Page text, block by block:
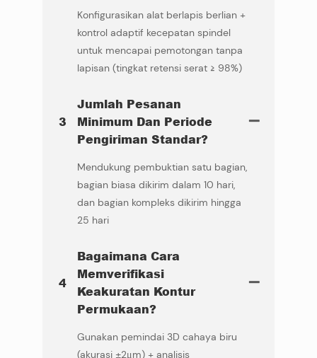
Konfigurasikan alat berlapis berlian +
kontrol adaptif kecepatan spindel
untuk mencapai pemotongan tanpa
lapisan (tingkat retensi serat ≥ 98%)
3
Jumlah Pesanan
Minimum Dan Periode
Pengiriman Standar?
Mendukung pembuktian satu bagian,
bagian biasa dikirim dalam 10 hari,
dan bagian kompleks dikirim hingga
25 hari
4
Bagaimana Cara
Memverifikasi
Keakuratan Kontur
Permukaan?
Gunakan pemindai 3D cahaya biru
(akurasi ±2μm) + analisis